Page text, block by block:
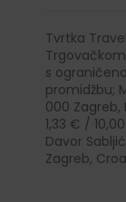
Tvrtka
s
promidžbu;
000 Zagreb,
1,33 € /
Davor
Zagreb,